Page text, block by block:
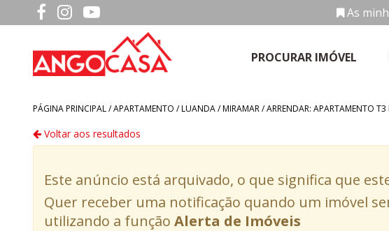
As
PROCURAR IMÓVEL
PÁGINA PRINCIPAL /APARTAMENTO /LUANDA/MIRAMAR/ARRENDAR: APARTAMENTO
Voltar aos resultados
Este anúncio está arquivado, o que significa que
Quer receber uma notificação quando um imóvel
utilizando a função Alerta de Imóveis